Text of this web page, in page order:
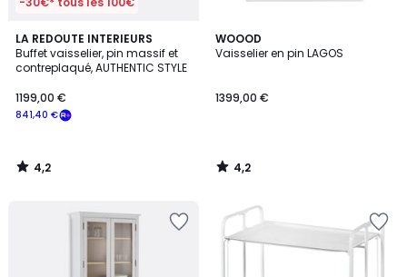
LA REDOUTE INTERIEURS
Buffet vaisselier, pin massif et
contreplaqué, AUTHENTIC STYLE
841,40 €
1199,00 €
4,2
/ 5
4,2
/
WOOOD
Vaisselier en pin LAGOS
1399,00 €
4,2
/ 5
4,2
/